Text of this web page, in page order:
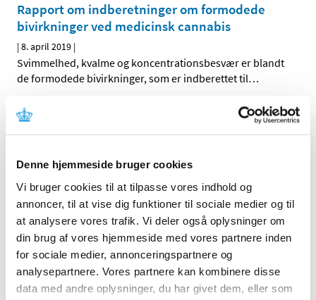
Denne hjemmeside bruger cookies
Vi bruger cookies til at tilpasse vores indhold og
annoncer, til at vise dig funktioner til sociale medier og til
at analysere vores trafik. Vi deler også oplysninger om
din brug af vores hjemmeside med vores partnere inden
for sociale medier, annonceringspartnere og
analysepartnere. Vores partnere kan kombinere disse
data med andre oplysninger, du har givet dem, eller som
Rapport om indberetninger om formodede
bivirkninger ved medicinsk cannabis
|8. april 2019 |
Svimmelhed, kvalme og koncentrationsbesvær er blandt
de formodede bivirkninger, som er indberettet til…
Bevespi Aerosphere mod KOL får klausuleret
tilskud fra 8. april 2019
Lægemiddelstyrelsen har besluttet, at Bevespi
Aerosphere med virkning fra 8. april 2019 skal have
Alle (2506)
TID
2026 (84)